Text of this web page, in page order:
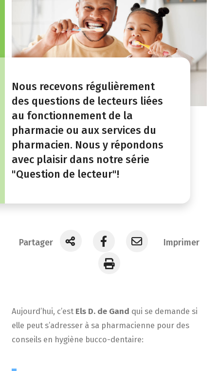
Nous recevons régulièrement
des questions de lecteurs liées
au fonctionnement de la
pharmacie ou aux services du
pharmacien. Nous y répondons
avec plaisir dans notre série
"Question de lecteur"!
Partager Imprimer
Aujourd’hui, c’est Els D. de Gand qui se demande si
elle peut s’adresser à sa pharmacienne pour des
conseils en hygiène bucco-dentaire: